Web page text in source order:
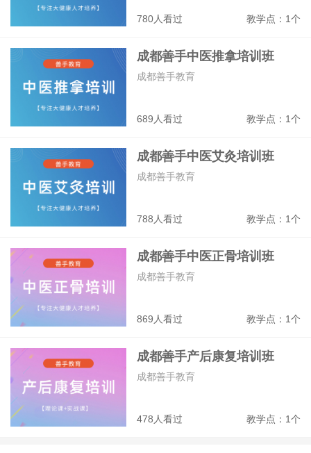
780人看过 教学点：1个
成都善手中医推拿培训班
689人看过 教学点：1个
成都善手教育
成都善手中医艾灸培训班
788人看过 教学点：1个
成都善手教育
成都善手中医正骨培训班
869人看过 教学点：1个
成都善手教育
成都善手产后康复培训班
478人看过 教学点：1个
成都善手教育